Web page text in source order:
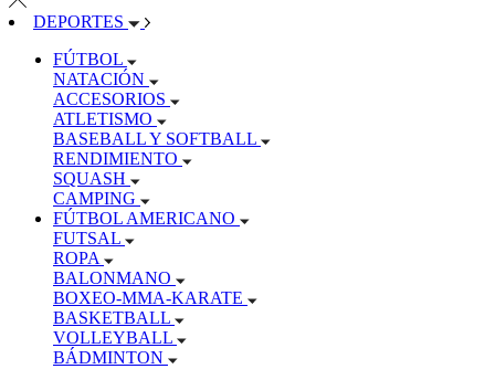
DEPORTES
FÚTBOL
NATACIÓN
ACCESORIOS
ATLETISMO
BASEBALL Y SOFTBALL
RENDIMIENTO
SQUASH
CAMPING
FÚTBOL AMERICANO
FUTSAL
ROPA
BALONMANO
BOXEO-MMA-KARATE
BASKETBALL
VOLLEYBALL
BÁDMINTON